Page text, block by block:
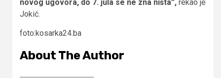
novog ugovora, do 7. jula se ne zna ništa”, rekao je
Jokić.
foto:kosarka24.ba
About The Author